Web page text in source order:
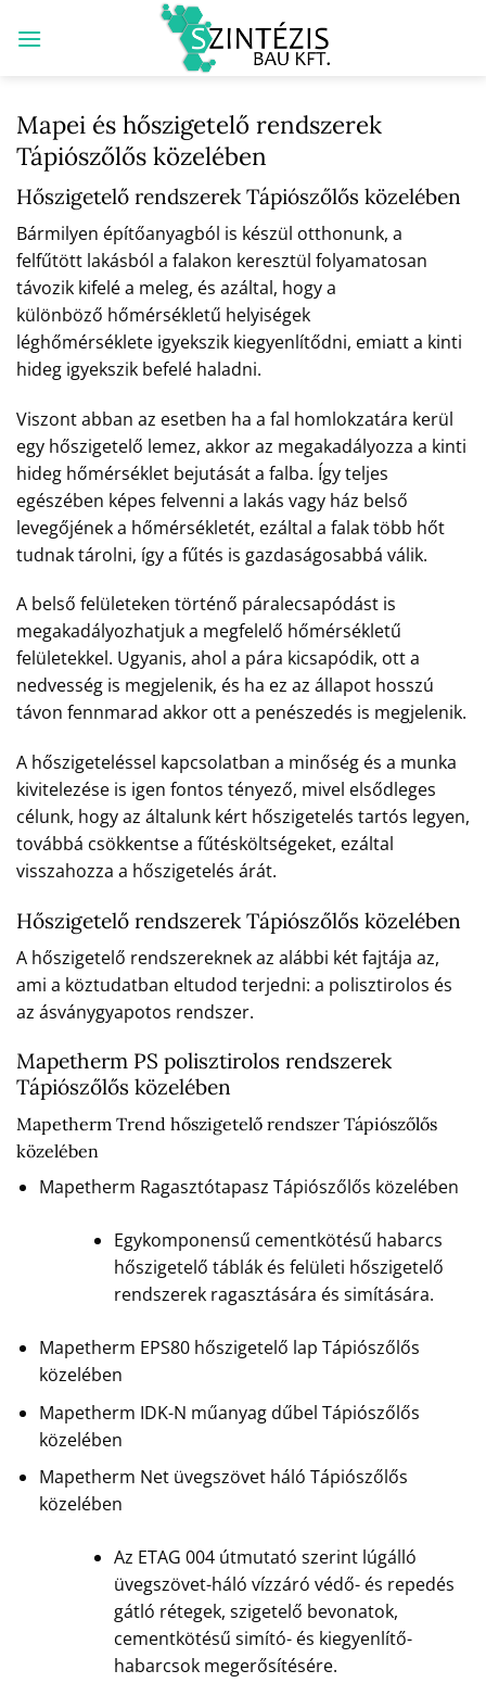
Mapei és hőszigetelő rendszerek
Tápiószőlős közelében
Hőszigetelő rendszerek Tápiószőlős közelében
Bármilyen építőanyagból is készül otthonunk, a
felfűtött lakásból a falakon keresztül folyamatosan
távozik kifelé a meleg, és azáltal, hogy a
különböző hőmérsékletű helyiségek
léghőmérséklete igyekszik kiegyenlítődni, emiatt a kinti
hideg igyekszik befelé haladni.
Viszont abban az esetben ha a fal homlokzatára kerül
egy hőszigetelő lemez, akkor az megakadályozza a kinti
hideg hőmérséklet bejutását a falba. Így teljes
egészében képes felvenni a lakás vagy ház belső
levegőjének a hőmérsékletét, ezáltal a falak több hőt
tudnak tárolni, így a fűtés is gazdaságosabbá válik.
A belső felületeken történő páralecsapódást is
megakadályozhatjuk a megfelelő hőmérsékletű
felületekkel. Ugyanis, ahol a pára kicsapódik, ott a
nedvesség is megjelenik, és ha ez az állapot hosszú
távon fennmarad akkor ott a penészedés is megjelenik.
A hőszigeteléssel kapcsolatban a minőség és a munka
kivitelezése is igen fontos tényező, mivel elsődleges
célunk, hogy az általunk kért hőszigetelés tartós legyen,
továbbá csökkentse a fűtésköltségeket, ezáltal
visszahozza a hőszigetelés árát.
Hőszigetelő rendszerek Tápiószőlős közelében
A hőszigetelő rendszereknek az alábbi két fajtája az,
ami a köztudatban eltudod terjedni: a polisztirolos és
az ásványgyapotos rendszer.
Mapetherm PS polisztirolos rendszerek
Tápiószőlős közelében
Mapetherm Trend hőszigetelő rendszer Tápiószőlős
közelében
Mapetherm Ragasztótapasz Tápiószőlős közelében
Egykomponensű cementkötésű habarcs
hőszigetelő táblák és felületi hőszigetelő
rendszerek ragasztására és simítására.
Mapetherm EPS80 hőszigetelő lap Tápiószőlős
közelében
Mapetherm IDK-N műanyag dűbel Tápiószőlős
közelében
Mapetherm Net üvegszövet háló Tápiószőlős
közelében
Az ETAG 004 útmutató szerint lúgálló
üvegszövet-háló vízzáró védő- és repedés
gátló rétegek, szigetelő bevonatok,
cementkötésű simító- és kiegyenlítő-
habarcsok megerősítésére.